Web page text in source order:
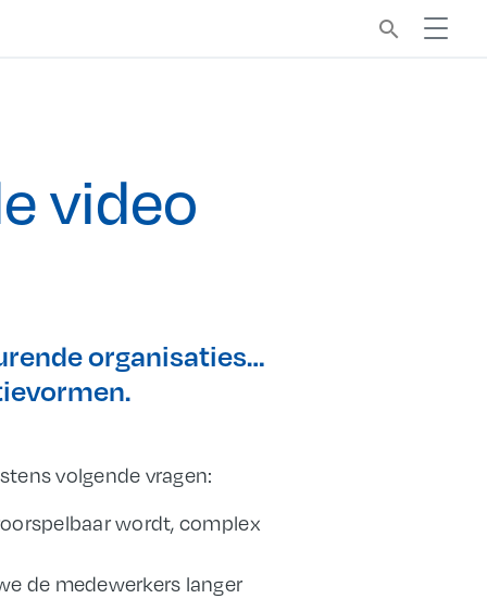
search
video
organisaties…
volgende vragen:
wordt, complex
de medewerkers langer